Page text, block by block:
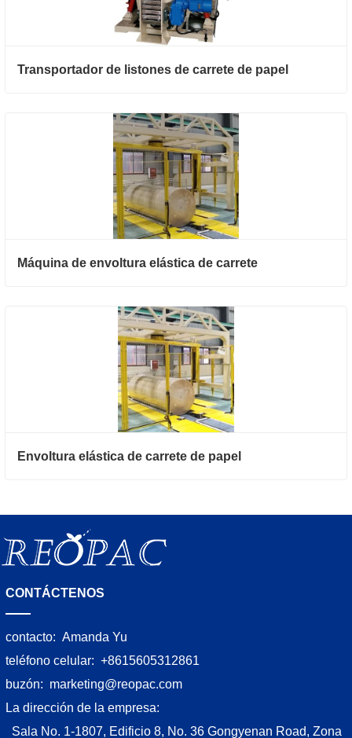
Transportador de listones de carrete de papel
Máquina de envoltura elástica de carrete
Envoltura elástica de carrete de papel
CONTÁCTENOS
contacto: Amanda Yu
teléfono celular: +8615605312861
buzón: marketing@reopac.com
La dirección de la empresa:
Sala No. 1-1807, Edificio 8, No. 36 Gongyenan Road, Zona